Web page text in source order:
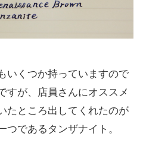
いくつか持っていますので
すが、店員さんにオススメ
たところ出してくれたのが
であるタンザナイト。